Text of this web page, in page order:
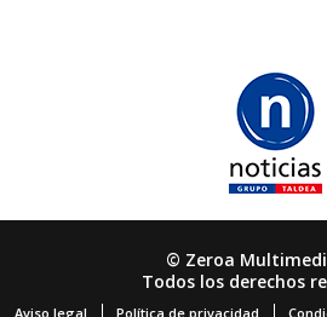
© Zeroa
Todos los derechos
Aviso legal Política de privacidad